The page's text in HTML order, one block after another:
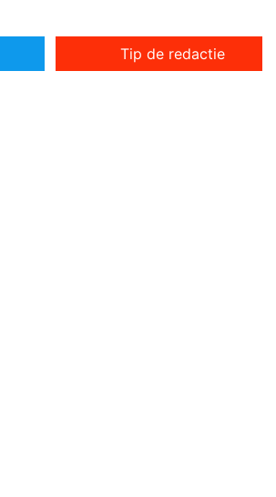
Tip de redactie